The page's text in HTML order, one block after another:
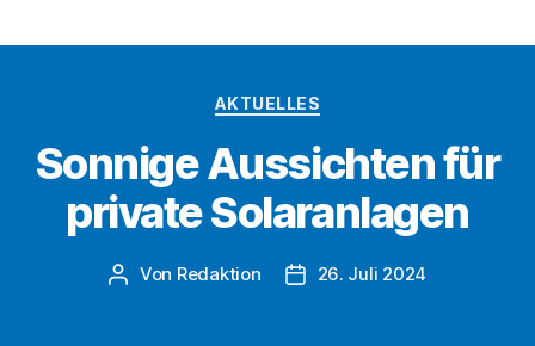
Kategorien
AKTUELLES
Sonnige Aussichten für
private Solaranlagen
Beitragsautor
Von Redaktion Beitragsdatum
26. Juli 2024